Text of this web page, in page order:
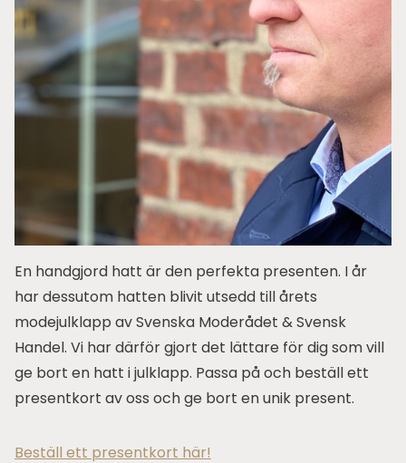
En handgjord hatt är den perfekta presenten. I år
har dessutom hatten blivit utsedd till årets
modejulklapp av Svenska Moderådet & Svensk
Handel. Vi har därför gjort det lättare för dig som vill
ge bort en hatt i julklapp. Passa på och beställ ett
presentkort av oss och ge bort en unik present.
Beställ ett presentkort här!